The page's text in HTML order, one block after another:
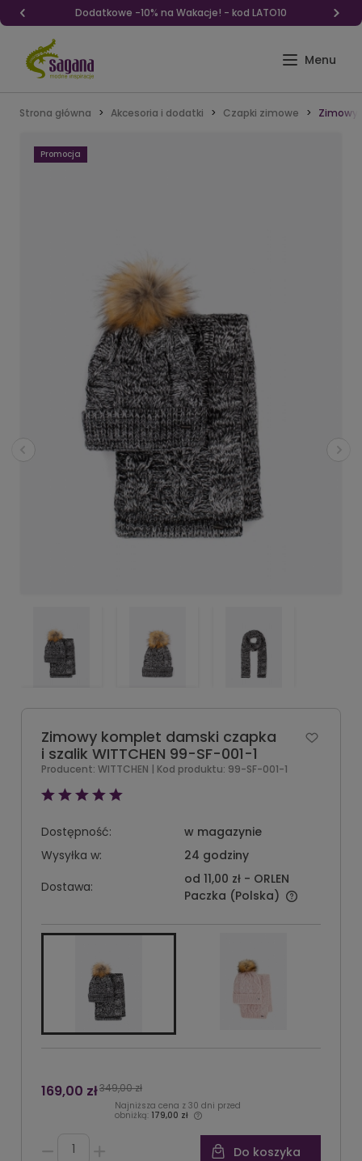
Dodatkowe -10% na Wakacje! - kod LATO10
Strona główna Akcesoria i dodatki Czapki zimowe Zimowy
Promocja
Zimowy komplet damski czapka
i szalik WITTCHEN 99-SF-001-1
Producent: WITTCHEN | Kod produktu: 99-SF-001-1
Dostępność:
w magazynie
Wysyłka w:
24 godziny
Dostawa:
od 11,00 zł - ORLEN
Paczka (Polska)
169,00 zł349,00 zł
Najniższa cena z 30 dni przed
obniżką: 179,00 zł
Do koszyka